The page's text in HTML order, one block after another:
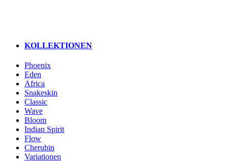
KOLLEKTIONEN
Phoenix
Eden
Africa
Snakeskin
Classic
Wave
Bloom
Indian Spirit
Flow
Cherubin
Variationen